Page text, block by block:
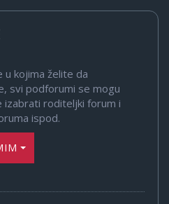
kojima želite da
svi podforumi se mogu
roditeljki forum i
ispod.